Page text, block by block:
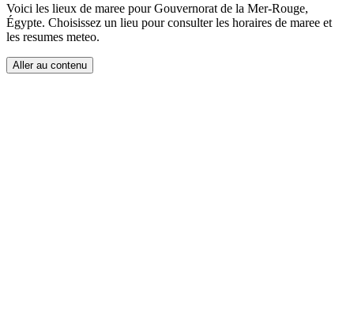
Voici les lieux de maree pour Gouvernorat de la Mer-Rouge,
Égypte. Choisissez un lieu pour consulter les horaires de maree et
les resumes meteo.
Aller au contenu